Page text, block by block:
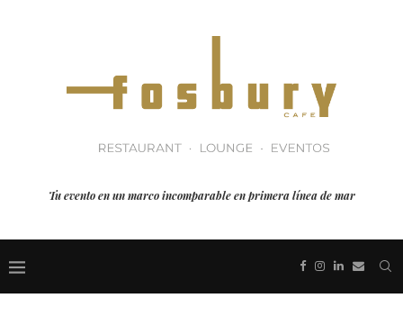
Tu evento en un marco incomparable en primera línea de mar